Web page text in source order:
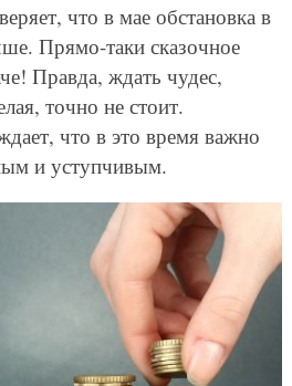
что в мае обстановка в
Прямо-таки сказочное
Правда, ждать чудес,
точно не стоит.
что в это время важно
и уступчивым.